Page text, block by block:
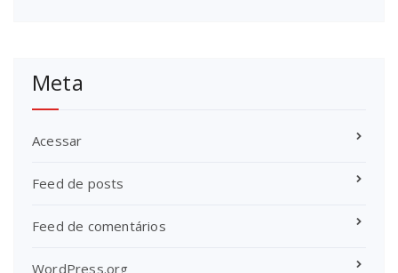
Meta
Acessar
Feed de posts
Feed de comentários
WordPress.org